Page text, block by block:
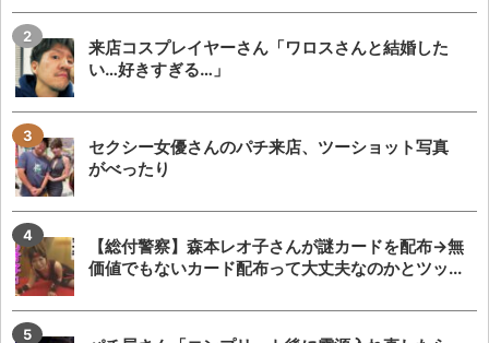
来店コスプレイヤーさん「ワロスさんと結婚した
い…好きすぎる…」
セクシー女優さんのパチ来店、ツーショット写真
がべったり
【総付警察】森本レオ子さんが謎カードを配布→無
価値でもないカード配布って大丈夫なのかとツッ...